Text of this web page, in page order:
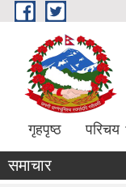
Skip to main content
गृहपृष्ठ परिचय
समाचार